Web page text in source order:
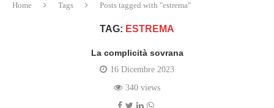
Home Tags Posts tagged with "estrema"
TAG: ESTREMA
La complicità sovrana
16 Dicembre 2023
340 views